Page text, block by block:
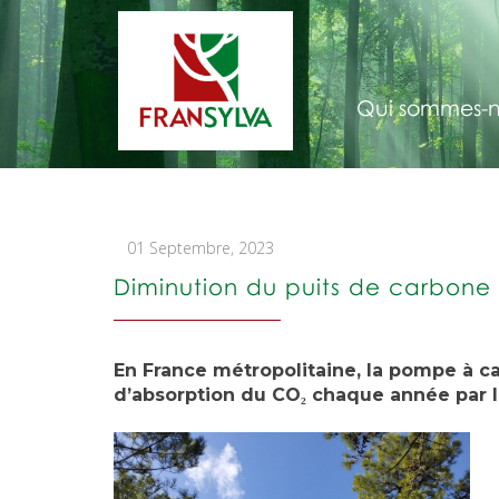
Qui sommes-
01 Septembre, 2023
Diminution du puits de carbone
En France métropolitaine, la pompe à
d’absorption du CO₂ chaque année